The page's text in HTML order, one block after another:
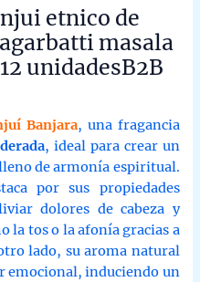
etnico de
masala
unidadesB2B
€
€
Banjara, una fragancia
, ideal para crear un
de armonía espiritual.
por sus propiedades
dolores de cabeza y
la tos o la afonía gracias a
lado, su aroma natural
emocional, induciendo un